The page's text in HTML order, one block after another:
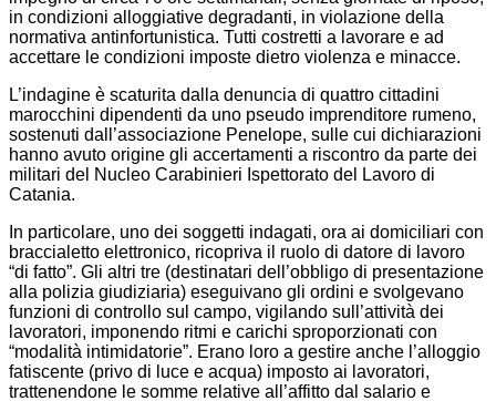
in condizioni alloggiative degradanti, in violazione della
normativa antinfortunistica. Tutti costretti a lavorare e ad
accettare le condizioni imposte dietro violenza e minacce.
L’indagine è scaturita dalla denuncia di quattro cittadini
marocchini dipendenti da uno pseudo imprenditore rumeno,
sostenuti dall’associazione Penelope, sulle cui dichiarazioni
hanno avuto origine gli accertamenti a riscontro da parte dei
militari del Nucleo Carabinieri Ispettorato del Lavoro di
Catania.
In particolare, uno dei soggetti indagati, ora ai domiciliari con
braccialetto elettronico, ricopriva il ruolo di datore di lavoro
“di fatto”. Gli altri tre (destinatari dell’obbligo di presentazione
alla polizia giudiziaria) eseguivano gli ordini e svolgevano
funzioni di controllo sul campo, vigilando sull’attività dei
lavoratori, imponendo ritmi e carichi sproporzionati con
“modalità intimidatorie”. Erano loro a gestire anche l’alloggio
fatiscente (privo di luce e acqua) imposto ai lavoratori,
trattenendone le somme relative all’affitto dal salario e